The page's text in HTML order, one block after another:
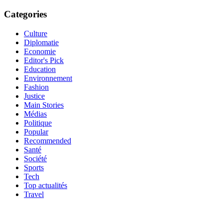
Categories
Culture
Diplomatie
Economie
Editor's Pick
Education
Environnement
Fashion
Justice
Main Stories
Médias
Politique
Popular
Recommended
Santé
Société
Sports
Tech
Top actualités
Travel